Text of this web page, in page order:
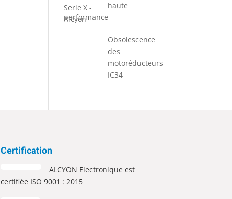
haute
performance
Obsolescence
des
motoréducteurs
IC34
Certification
ALCYON Electronique est
certifiée ISO 9001 : 2015